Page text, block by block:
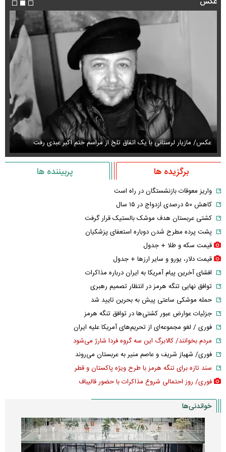
عکس/ مازیار لرستانی با یک اتفاق تلخ از مراسم ختم اکبر عبدی رفت
برگزیده ها پربیننده ها
واریز معوقات بازنشستگان در راه است
کاهش ۵۰ درصدی ازدواج در ۱۵ سال
کشتی عربستان هدف موشک بالستیک قرار گرفت
پشت پرده مطرح شدن دوباره استعفای پزشکیان
قیمت سکه و طلا + جدول
قیمت دلار، یورو و سایر ارز‌ها + جدول
افشای آخرین پیام آمریکا به ایران درباره مذاکرات
توافق نهایی تنگه هرمز در انتظار تصمیم رهبری
حمله موشکی ساعتی پیش به بحرین تایید شد
جزئیات عوارض عبور کشتی‌ها در توافق تنگه هرمز
فوری / لغو مجموعه‌ای از تحریم‌های آمریکا علیه ایران
مردم بخوانند/ کالابرگ این سه گروه فردا شارژ می‌شود
فوری/ شهباز شریف و عاصم منیر به عربستان می‌روند
سند تازه برای تنگه هرمز با طرح ویژه پاکستان و قطر
فوری/ روز احتمالی شروع مذاکرات با حضور قالیباف
خواندنی‌ها